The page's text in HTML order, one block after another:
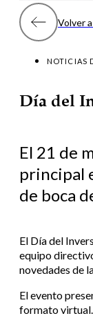
Volver
NOTICIAS
Día del
El 21 de
principal
de boca
El Día del
equipo
novedades de
El evento
formato virtual.